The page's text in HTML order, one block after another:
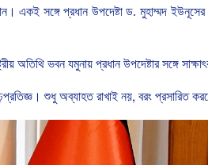
একই সঙ্গে প্রধান উপদেষ্টা ড. মুহাম্মদ ইউনূসের
অতিথি ভবন যমুনায় প্রধান উপদেষ্টার সঙ্গে
শুধু অব্যাহত রাখাই নয়, বরং প্রসারিত